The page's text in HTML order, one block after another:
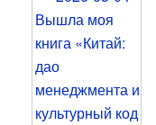
Вышла моя
книга «Китай:
дао
менеджмента и
культурный код